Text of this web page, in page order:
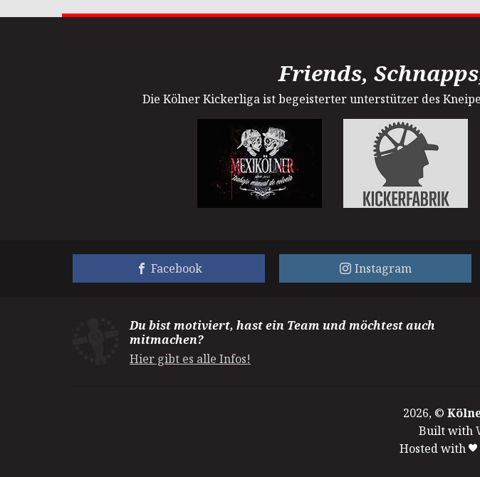
Friends,
Die Kölner Kickerliga ist begeisterter unterstützer des
Facebook Instagram
Du bist motiviert, hast ein Team und möchtest auch
mitmachen?
Hier gibt es alle Infos!
2026, ©
Built with
Hosted with